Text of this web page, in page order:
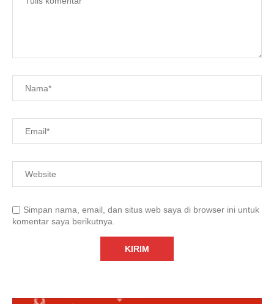
Simpan nama, email, dan situs web saya di browser ini untuk
komentar saya berikutnya.